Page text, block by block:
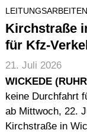
Kirchstraße
für Kfz-
21. Juli 2026
WICKEDE
keine Durchfahrt
ab Mittwoch, 22.
Kirchstraße in